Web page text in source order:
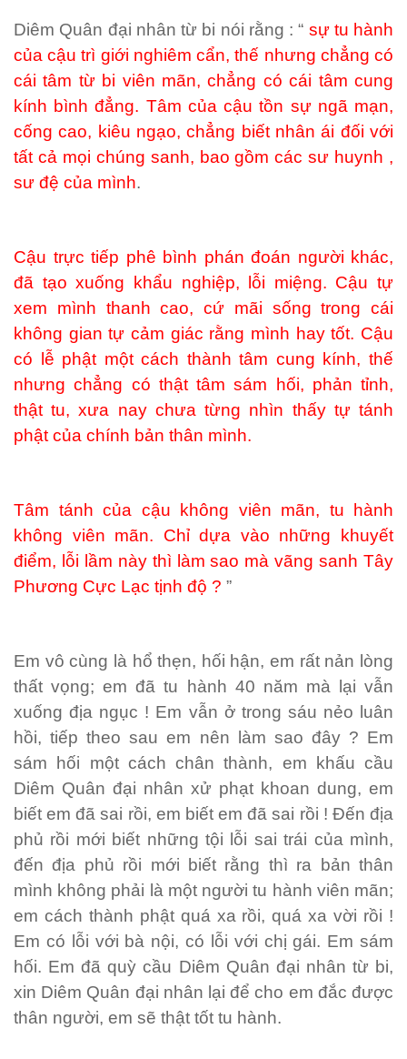
Diêm Quân đại nhân từ bi nói rằng : “ sự tu hành
của cậu trì giới nghiêm cẩn, thế nhưng chẳng có
cái tâm từ bi viên mãn, chẳng có cái tâm cung
kính bình đẳng. Tâm của cậu tồn sự ngã mạn,
cống cao, kiêu ngạo, chẳng biết nhân ái đối với
tất cả mọi chúng sanh, bao gồm các sư huynh ,
sư đệ của mình.
Cậu trực tiếp phê bình phán đoán người khác,
đã tạo xuống khẩu nghiệp, lỗi miệng. Cậu tự
xem mình thanh cao, cứ mãi sống trong cái
không gian tự cảm giác rằng mình hay tốt. Cậu
có lễ phật một cách thành tâm cung kính, thế
nhưng chẳng có thật tâm sám hối, phản tỉnh,
thật tu, xưa nay chưa từng nhìn thấy tự tánh
phật của chính bản thân mình.
Tâm tánh của cậu không viên mãn, tu hành
không viên mãn. Chỉ dựa vào những khuyết
điểm, lỗi lầm này thì làm sao mà vãng sanh Tây
Phương Cực Lạc tịnh độ ? ”
Em vô cùng là hổ thẹn, hối hận, em rất nản lòng
thất vọng; em đã tu hành 40 năm mà lại vẫn
xuống địa ngục ! Em vẫn ở trong sáu nẻo luân
hồi, tiếp theo sau em nên làm sao đây ? Em
sám hối một cách chân thành, em khấu cầu
Diêm Quân đại nhân xử phạt khoan dung, em
biết em đã sai rồi, em biết em đã sai rồi ! Đến địa
phủ rồi mới biết những tội lỗi sai trái của mình,
đến địa phủ rồi mới biết rằng thì ra bản thân
mình không phải là một người tu hành viên mãn;
em cách thành phật quá xa rồi, quá xa vời rồi !
Em có lỗi với bà nội, có lỗi với chị gái. Em sám
hối. Em đã quỳ cầu Diêm Quân đại nhân từ bi,
xin Diêm Quân đại nhân lại để cho em đắc được
thân người, em sẽ thật tốt tu hành.